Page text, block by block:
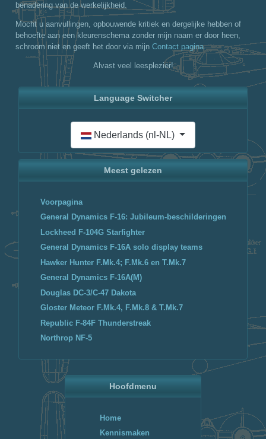
Hoofdmenu
Home
Kennismaken
benadering van de werkelijkheid.
Mocht u aanvullingen, opbouwende kritiek en dergelijke hebben of
behoefte aan een kleurenschema zonder mijn naam er door heen,
schroom niet en geeft het door via mijn Contact pagina.
Alvast veel leesplezier!
Language Switcher
Nederlands (nl-NL)
Meest gelezen
Voorpagina
General Dynamics F-16: Jubileum-beschilderingen
Lockheed F-104G Starfighter
General Dynamics F-16A solo display teams
Hawker Hunter F.Mk.4; F.Mk.6 en T.Mk.7
General Dynamics F-16A(M)
Douglas DC-3/C-47 Dakota
Gloster Meteor F.Mk.4, F.Mk.8 & T.Mk.7
Republic F-84F Thunderstreak
Northrop NF-5